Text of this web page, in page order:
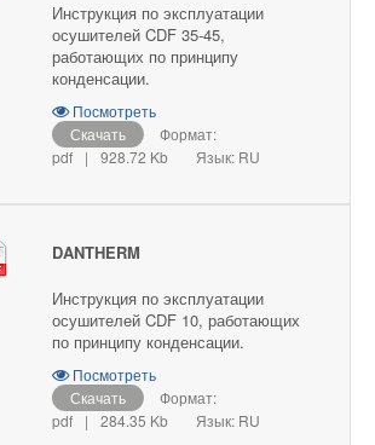
Инструкция по эксплуатации
осушителей CDF 35-45,
работающих по принципу
конденсации.
Посмотреть
Скачать
Формат:
pdf
| 928.72 Kb Язык: RU
DANTHERM
Инструкция по эксплуатации
осушителей CDF 10, работающих
по принципу конденсации.
Посмотреть
Скачать
Формат:
pdf
| 284.35 Kb Язык: RU